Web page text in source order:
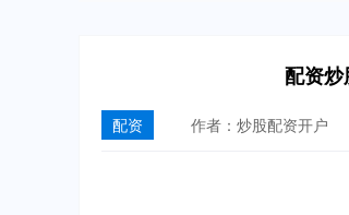
配资
配资 作者：炒股配资开户